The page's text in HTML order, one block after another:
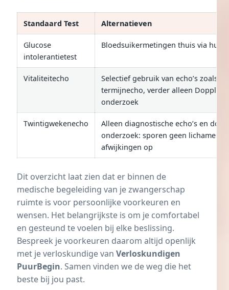
Standaard Test Alternatieven
Glucose
intolerantietest
Bloedsuikermetingen thuis via
Vitaliteitecho
Selectief gebruik van echo’s zoals de
termijnecho, verder alleen Doppler-
onderzoek
Twintigwekenecho
Alleen diagnostische echo’s en
onderzoek: sporen geen
afwijkingen op
Dit overzicht laat zien dat er binnen de
medische begeleiding van je zwangerschap
ruimte is voor persoonlijke voorkeuren en
wensen. Het belangrijkste is om je comfortabel
en gesteund te voelen bij elke beslissing.
Bespreek je voorkeuren daarom altijd openlijk
met je verloskundige van Verloskundigen
PuurBegin. Samen vinden we de weg die het
beste bij jou past.